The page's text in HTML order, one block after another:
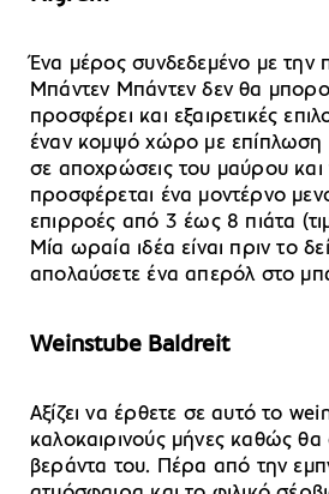
Ένα μέρος συνδεδεμένο με την
Μπάντεν Μπάντεν δεν θα
προσφέρει και εξαιρετικές
έναν κομψό χώρο με επίπλωση
σε αποχρώσεις του μαύρου
προσφέρεται ένα μοντέρνο
επιρροές από 3 έως 8 πιάτα
Μία ωραία ιδέα είναι πριν το
απολαύσετε ένα απερόλ στο
Weinstube Baldreit
Aξίζει να έρθετε σε αυτό το
καλοκαιρινούς μήνες καθώς θα
βεράντα του. Πέρα από την